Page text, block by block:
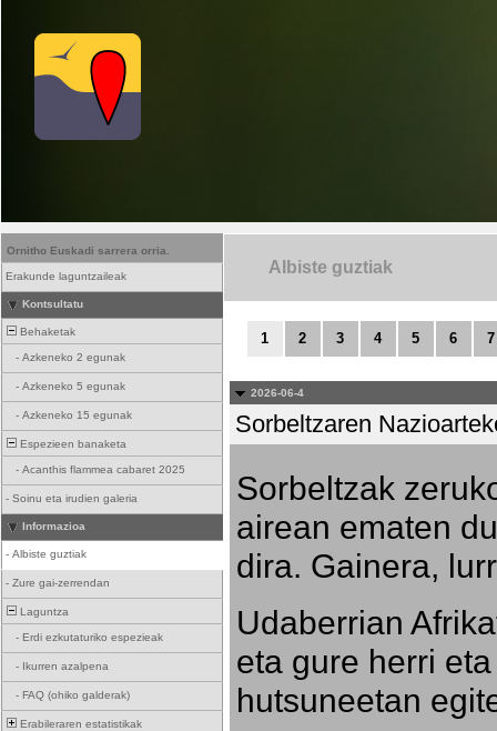
Ornitho Euskadi sarrera orria.
Erakunde laguntzaileak
Kontsultatu
Behaketak
- Azkeneko 2 egunak
- Azkeneko 5 egunak
- Azkeneko 15 egunak
Espezieen banaketa
- Acanthis flammea cabaret 2025
- Soinu eta irudien galeria
Informazioa
- Albiste guztiak
- Zure gai-zerrendan
Laguntza
- Erdi ezkutaturiko espezieak
- Ikurren azalpena
- FAQ (ohiko galderak)
Erabileraren estatistikak
Albiste guztiak
1 2 3 4 5 6 7
2026-06-4
Sorbeltzaren
Sorbeltzak
airean ematen
dira. Gainera,
Udaberrian
eta gure herri
hutsuneetan